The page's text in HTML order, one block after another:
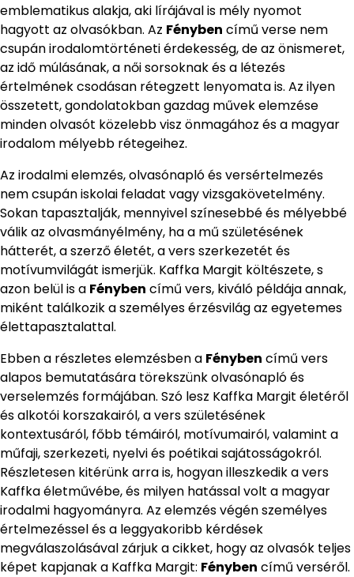
emblematikus alakja, aki lírájával is mély nyomot
hagyott az olvasókban. Az Fényben című verse nem
csupán irodalomtörténeti érdekesség, de az önismeret,
az idő múlásának, a női sorsoknak és a létezés
értelmének csodásan rétegzett lenyomata is. Az ilyen
összetett, gondolatokban gazdag művek elemzése
minden olvasót közelebb visz önmagához és a magyar
irodalom mélyebb rétegeihez.
Az irodalmi elemzés, olvasónapló és versértelmezés
nem csupán iskolai feladat vagy vizsgakövetelmény.
Sokan tapasztalják, mennyivel színesebbé és mélyebbé
válik az olvasmányélmény, ha a mű születésének
hátterét, a szerző életét, a vers szerkezetét és
motívumvilágát ismerjük. Kaffka Margit költészete, s
azon belül is a Fényben című vers, kiváló példája annak,
miként találkozik a személyes érzésvilág az egyetemes
élettapasztalattal.
Ebben a részletes elemzésben a Fényben című vers
alapos bemutatására törekszünk olvasónapló és
verselemzés formájában. Szó lesz Kaffka Margit életéről
és alkotói korszakairól, a vers születésének
kontextusáról, főbb témáiról, motívumairól, valamint a
műfaji, szerkezeti, nyelvi és poétikai sajátosságokról.
Részletesen kitérünk arra is, hogyan illeszkedik a vers
Kaffka életművébe, és milyen hatással volt a magyar
irodalmi hagyományra. Az elemzés végén személyes
értelmezéssel és a leggyakoribb kérdések
megválaszolásával zárjuk a cikket, hogy az olvasók teljes
képet kapjanak a Kaffka Margit: Fényben című verséről.